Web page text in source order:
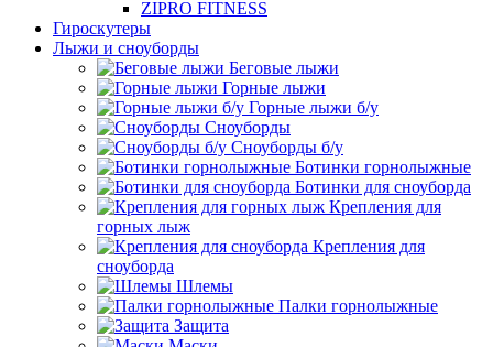
ZIPRO FITNESS
Гироскутеры
Лыжи и сноуборды
Беговые лыжи
Горные лыжи
Горные лыжи б/у
Сноуборды
Сноуборды б/у
Ботинки горнолыжные
Ботинки для сноуборда
Крепления для
горных лыж
Крепления для
сноуборда
Шлемы
Палки горнолыжные
Защита